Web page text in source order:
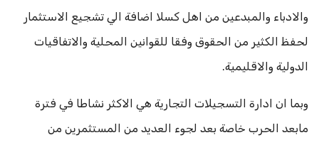
والادباء والمبدعين من اهل كسلا اضافة الي تشجيع الاستثمار
لحفظ الكثير من الحقوق وفقا للقوانين المحلية والاتفاقيات
الدولية والاقليمية.
وبما ان ادارة التسجيلات التجارية هي الاكثر نشاطا في فترة
مابعد الحرب خاصة بعد لجوء العديد من المستثمرين من